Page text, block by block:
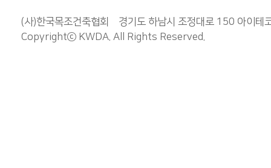
(사)한국목조건축협회 경기도 하남시 조정대로 150 아
Copyrightⓒ KWDA. All Rights Reserved.